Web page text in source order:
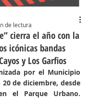
cierra el año con la
icónicas bandas
y Los Garfios
de lectura
por el Municipio
20 de diciembre, desde
el Parque Urbano.